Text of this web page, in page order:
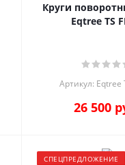
Круги
Eqtree TS
Артикул: Eqtree
26 500
СПЕЦПРЕДЛОЖЕНИЕ